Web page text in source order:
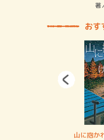
著
おす
山に抱か